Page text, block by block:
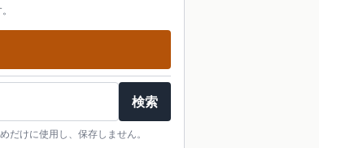
検索
けに使用し、保存しません。